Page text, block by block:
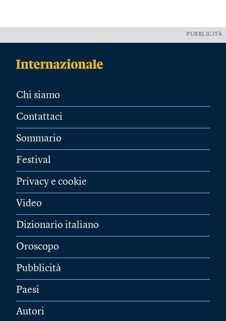
PUBBLICITÀ
Chi siamo
Contattaci
Sommario
Festival
Privacy e cookie
Video
Dizionario italiano
Oroscopo
Pubblicità
Paesi
Autori